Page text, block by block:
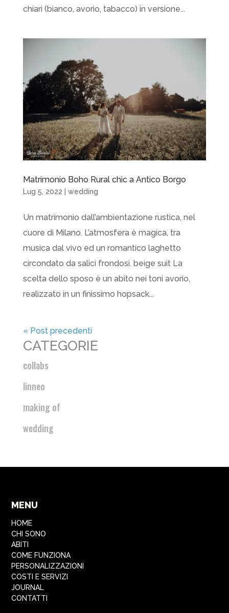
chiari (bianco, avorio, tabacco) in versione...
Matrimonio Boho Rural chic a Antico Borgo
Lug 5, 2022 wedding
Un matrimonio dall’ambientazione rustica, nel
cuore di Milano. L’atmosfera è magica, tra
musica dal vivo ed un romantico laghetto
circondato da salici frondosi. beige suit La
scelta dello sposo è un abito nei toni avorio,
realizzato in un finissimo hopsack...
« Post precedenti
CATEGORIE
collabs
linneo
making of
wedding
MENU
HOME
CHI SONO
ABITI
COME FUNZIONA
PERSONALIZZAZIONI
COSTI E SERVIZI
JOURNAL
CONTATTI